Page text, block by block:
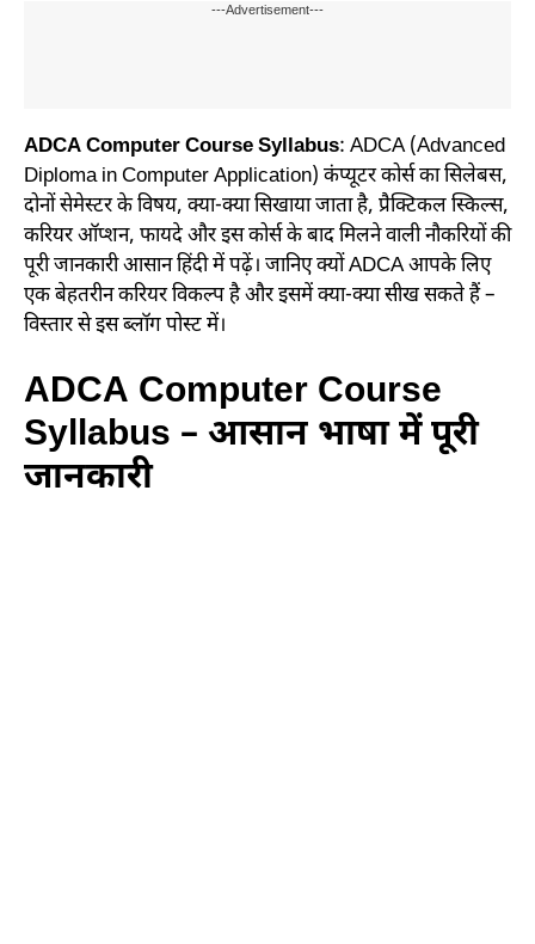
---Advertisement---
ADCA Computer Course Syllabus: ADCA (Advanced
Diploma in Computer Application) कंप्यूटर कोर्स का सिलेबस,
दोनों सेमेस्टर के विषय, क्या-क्या सिखाया जाता है, प्रैक्टिकल स्किल्स,
करियर ऑप्शन, फायदे और इस कोर्स के बाद मिलने वाली नौकरियों की
पूरी जानकारी आसान हिंदी में पढ़ें। जानिए क्यों ADCA आपके लिए
एक बेहतरीन करियर विकल्प है और इसमें क्या-क्या सीख सकते हैं –
विस्तार से इस ब्लॉग पोस्ट में।
ADCA Computer Course
Syllabus – आसान भाषा में पूरी
जानकारी